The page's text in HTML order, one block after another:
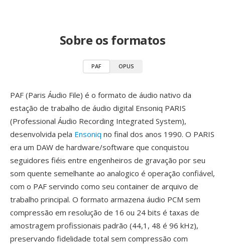
Sobre os formatos
PAF OPUS
PAF (Paris Áudio File) é o formato de áudio nativo da
estação de trabalho de áudio digital Ensoniq PARIS
(Professional Áudio Recording Integrated System),
desenvolvida pela Ensoniq no final dos anos 1990. O PARIS
era um DAW de hardware/software que conquistou
seguidores fiéis entre engenheiros de gravação por seu
som quente semelhante ao analogico é operação confiável,
com o PAF servindo como seu container de arquivo de
trabalho principal. O formato armazena áudio PCM sem
compressão em resolução de 16 ou 24 bits é taxas de
amostragem profissionais padrão (44,1, 48 é 96 kHz),
preservando fidelidade total sem compressão com